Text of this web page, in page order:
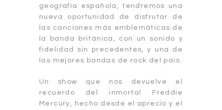
geografía española, tendremos una
nueva oportunidad de disfrutar de
las canciones más emblemáticas de
la banda británica, con un sonido y
fidelidad sin precedentes, y una de
las mejores bandas de rock del país.
Un show que nos devuelve el
recuerdo del inmortal Freddie
Mercury, hecho desde el aprecio y el